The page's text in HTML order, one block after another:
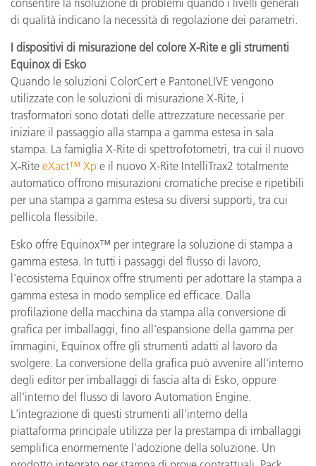
di qualità indicano la necessità di regolazione dei parametri.
I dispositivi di misurazione del colore X-Rite e gli strumenti
Equinox di Esko
Quando le soluzioni ColorCert e PantoneLIVE vengono
utilizzate con le soluzioni di misurazione X-Rite, i
trasformatori sono dotati delle attrezzature necessarie per
iniziare il passaggio alla stampa a gamma estesa in sala
stampa. La famiglia X-Rite di spettrofotometri, tra cui il nuovo
X‑Rite eXact™ Xp e il nuovo X-Rite IntelliTrax2 totalmente
automatico offrono misurazioni cromatiche precise e ripetibili
per una stampa a gamma estesa su diversi supporti, tra cui
pellicola flessibile.
Esko offre Equinox™ per integrare la soluzione di stampa a
gamma estesa. In tutti i passaggi del flusso di lavoro,
l'ecosistema Equinox offre strumenti per adottare la stampa a
gamma estesa in modo semplice ed efficace. Dalla
profilazione della macchina da stampa alla conversione di
grafica per imballaggi, fino all'espansione della gamma per
immagini, Equinox offre gli strumenti adatti al lavoro da
svolgere. La conversione della grafica può avvenire all'interno
degli editor per imballaggi di fascia alta di Esko, oppure
all'interno del flusso di lavoro Automation Engine.
L'integrazione di questi strumenti all'interno della
piattaforma principale utilizza per la prestampa di imballaggi
semplifica enormemente l'adozione della soluzione. Un